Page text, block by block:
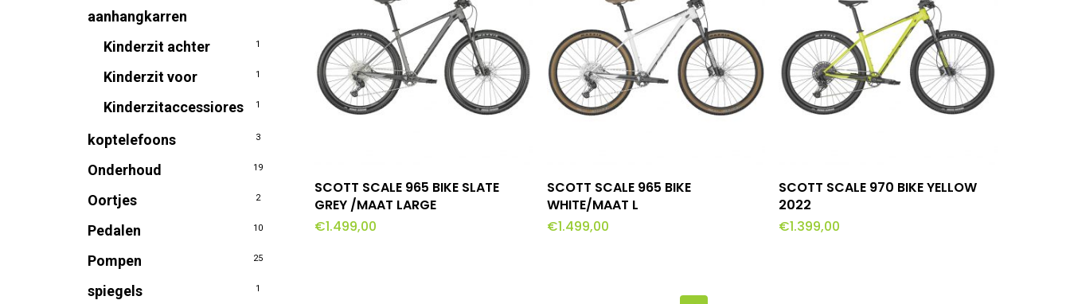
aanhangkarren
Kinderzit achter 1
Kinderzit voor 1
Kinderzitaccessiores 1
koptelefoons 3
Onderhoud 19
Oortjes 2
Pedalen 10
Pompen 25
spiegels 1
kan
gekozen
worden
kan
gekozen
worden
Toevoegen Aan Winkelwagen
SCOTT SCALE 965 BIKE SLATE
GREY /MAAT LARGE
€1.499,00
Toevoegen Aan Winkelwagen
SCOTT SCALE 965 BIKE
WHITE/MAAT L
€1.499,00
Opties Selecteren
product
heeft
SCOTT SCALE 970 BIKE YELLOW
2022
€1.399,00